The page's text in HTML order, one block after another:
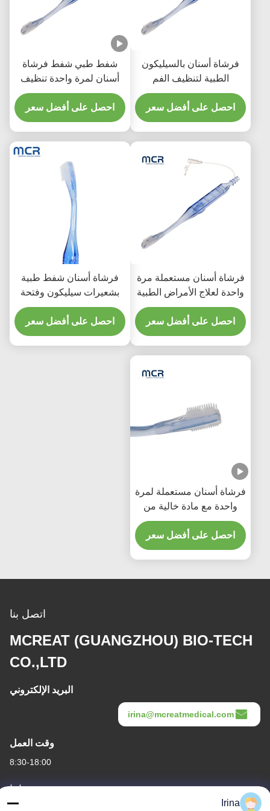
فرشاة أسنان بالسيليكون
الطبية لتنظيف الفم
احصل على أفضل سعر
شفط طبي شفط فرشاة
أسنان لمرة واحدة تنظيف
الفم للبالغين
احصل على أفضل سعر
فرشاة أسنان مستعملة مرة
واحدة لعلاج الأمراض الطبية
احصل على أفضل سعر
فرشاة أسنان شفط طبية
بشعيرات سيليكون وفتحة
شفط ومقبض شفاف للعناية
بالفم
احصل على أفضل سعر
فرشاة أسنان مستعملة لمرة
واحدة مع مادة خالية من
اللاتكس لتنظيف الفم
بسهولة
احصل على أفضل سعر
اتصل بنا
MCREAT (GUANGZHOU) BIO-TECH
CO.,LTD
البريد الإلكتروني
irina@mcreatmedical.com
وقت العمل
8:30-18:00
عنواننا
Irina